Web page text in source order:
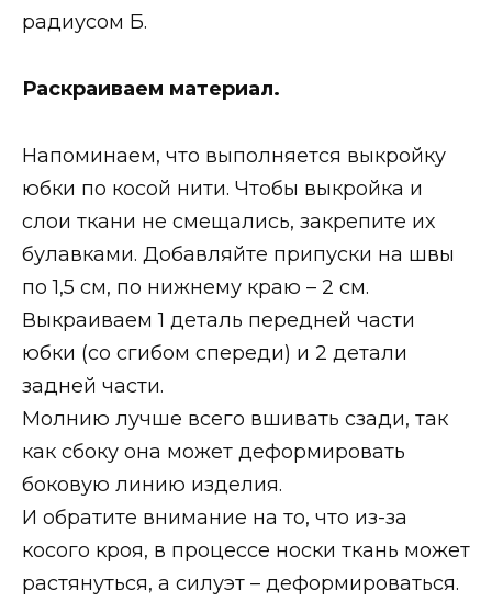
радиусом Б.
Раскраиваем материал.
Напоминаем, что выполняется выкройку
юбки по косой нити. Чтобы выкройка и
слои ткани не смещались, закрепите их
булавками. Добавляйте припуски на швы
по 1,5 см, по нижнему краю – 2 см.
Выкраиваем 1 деталь передней части
юбки (со сгибом спереди) и 2 детали
задней части.
Молнию лучше всего вшивать сзади, так
как сбоку она может деформировать
боковую линию изделия.
И обратите внимание на то, что из-за
косого кроя, в процессе носки ткань может
растянуться, а силуэт – деформироваться.